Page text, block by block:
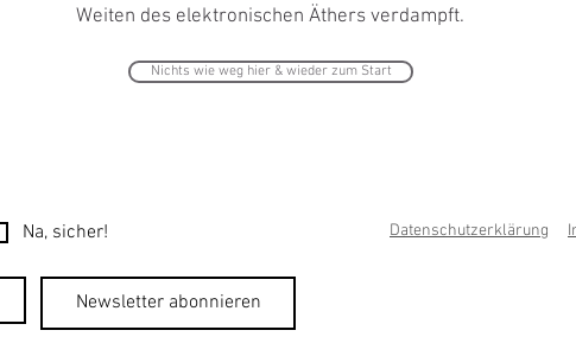
Weiten des elektronischen Äthers verdampft.
Nichts wie weg hier & wieder zum Start
Na, sicher!
Newsletter abonnieren
Datenschutzerklärung